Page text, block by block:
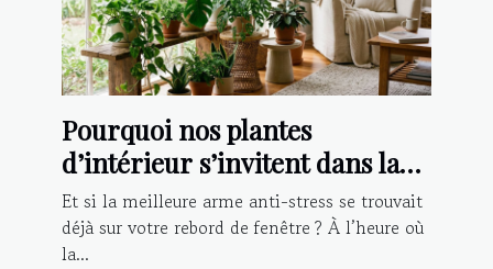
Pourquoi nos plantes
d’intérieur s’invitent dans la
lutte contre le stress
Et si la meilleure arme anti-stress se trouvait
déjà sur votre rebord de fenêtre ? À l’heure où
la...